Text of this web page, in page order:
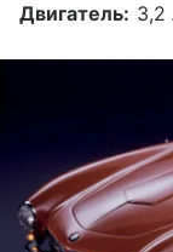
Двигатель: 3,2